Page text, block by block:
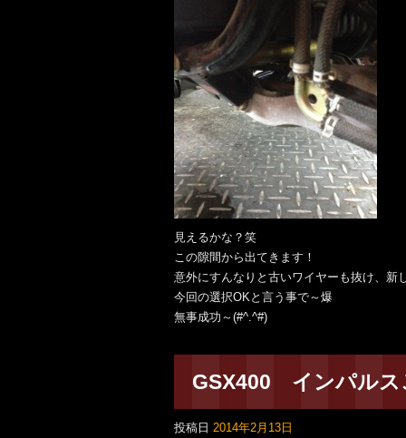
見えるかな？笑
この隙間から出てきます！
意外にすんなりと古いワイヤーも抜け、新
今回の選択OKと言う事で～爆
無事成功～(#^.^#)
GSX400 インパルス
投稿日 2014年2月13日